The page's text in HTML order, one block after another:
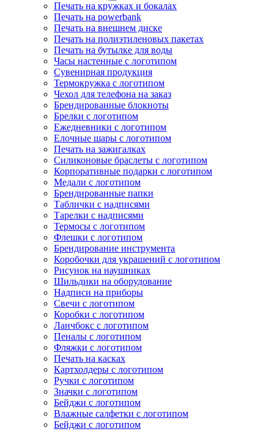
Печать на кружках и бокалах
Печать на powerbank
Печать на внешнем диске
Печать на полиэтиленовых пакетах
Печать на бутылке для воды
Часы настенные с логотипом
Сувенирная продукция
Термокружка с логотипом
Чехол для телефона на заказ
Брендированные блокноты
Брелки с логотипом
Ежедневники с логотипом
Елочные шары с логотипом
Печать на зажигалках
Силиконовые браслеты с логотипом
Корпоративные подарки с логотипом
Медали с логотипом
Брендированные папки
Таблички с надписями
Тарелки с надписями
Термосы с логотипом
Флешки с логотипом
Брендирование инструмента
Коробочки для украшений с логотипом
Рисунок на наушниках
Шильдики на оборудование
Надписи на приборы
Свечи с логотипом
Коробки с логотипом
Ланчбокс с логотипом
Пеналы с логотипом
Фляжки с логотипом
Печать на касках
Картхолдеры с логотипом
Ручки с логотипом
Значки с логотипом
Бейджи с логотипом
Влажные салфетки с логотипом
Бейджи с логотипом